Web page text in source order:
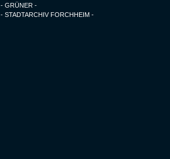
- GRÜNER -
- STADTARCHIV FORCHHEIM -